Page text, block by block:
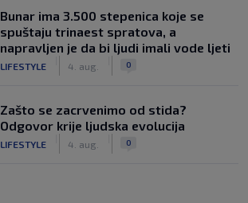
Bunar imа 3.500 stepenica koje se
spuštaju trinaest spratova, a
napravljen je da bi ljudi imali vode ljeti
LIFESTYLE 4. aug. 0
Zašto se zacrvenimo od stida?
Odgovor krije ljudska evolucija
LIFESTYLE 4. aug. 0